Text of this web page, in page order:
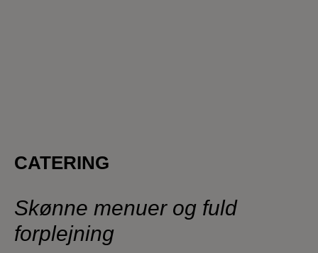
CATERING
Skønne menuer og fuld
forplejning